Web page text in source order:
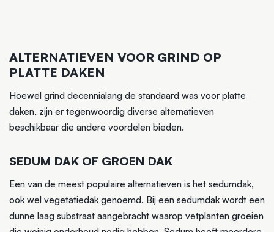
ALTERNATIEVEN VOOR GRIND OP
PLATTE DAKEN
Hoewel grind decennialang de standaard was voor platte
daken, zijn er tegenwoordig diverse alternatieven
beschikbaar die andere voordelen bieden.
SEDUM DAK OF GROEN DAK
Een van de meest populaire alternatieven is het sedumdak,
ook wel vegetatiedak genoemd. Bij een sedumdak wordt een
dunne laag substraat aangebracht waarop vetplanten groeien